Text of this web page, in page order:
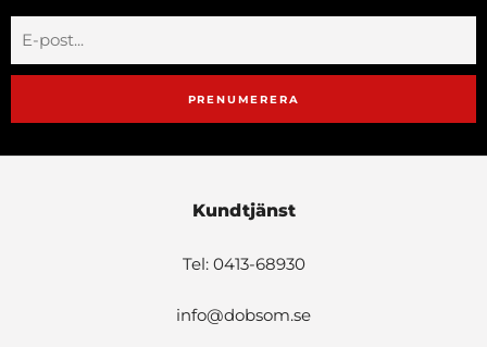
PRENUMERERA
Kundtjänst
Tel: 0413-68930
info@dobsom.se